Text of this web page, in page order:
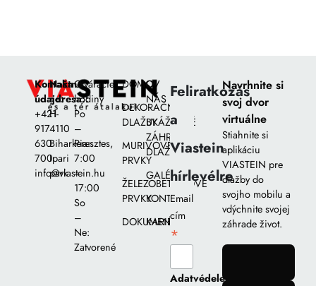
Kontaktné
údaje:
+421
917
630
700
info@viastein.hu
Naša
adresa::
H-
4110
Biharkeresztes,
Ipari
park
Otváracie
hodiny
Po
–
Pia::
7:00
–
17:00
So
–
Ne:
Zatvorené
DOMOV
DEKORAČNÉ
DLAŽBY
MURIVOVÉ
PRVKY
ŽELEZOBETÓNOVÉ
PRVKY
DOKUMENTY
O
NÁS
UKÁŽKOVÉ
ZÁHRADY
DLAŽIEB
GALÉRIA
KONTAKT
KARIÉRA
Feliratkozás
a
Viastein
hírlevélre
Email
cím
*
Adatvédelem
Navrhnite si
svoj dvor
virtuálne
Stiahnite si
aplikáciu
VIASTEIN pre
dlažby do
svojho mobilu a
vdýchnite svojej
záhrade život.